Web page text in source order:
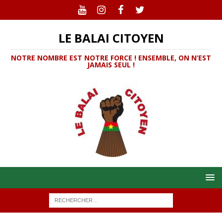
LE BALAI CITOYEN
NOTRE NOMBRE EST NOTRE FORCE ! ENSEMBLE, ON N’EST
JAMAIS SEUL !